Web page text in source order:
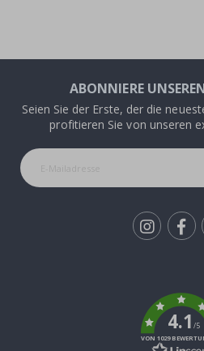
ABONNIERE
Seien Sie der Erste, der die
profitieren Sie von unseren
4.1/5
VON 1029